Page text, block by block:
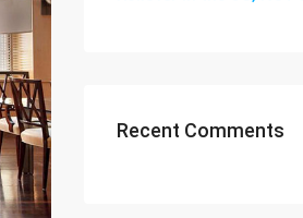
Recent Comments